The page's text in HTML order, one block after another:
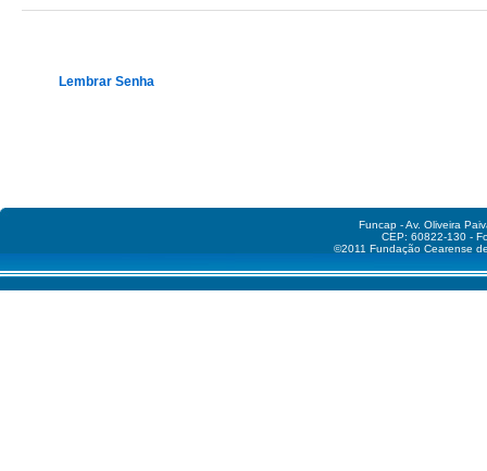
Funcap - Av. Oliveira
CEP: 60822-130 -
©2011 Fundação Cearense